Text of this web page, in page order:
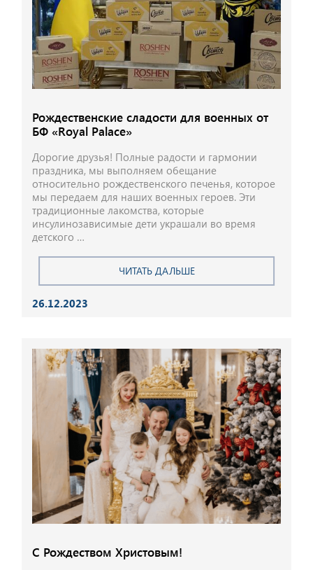
Рождественские сладости для военных от
БФ «Royal Palace»
Дорогие друзья! Полные радости и гармонии
праздника, мы выполняем обещание
относительно рождественского печенья, которое
мы передаем для наших военных героев. Эти
традиционные лакомства, которые
инсулинозависимые дети украшали во время
детского …
26.12.2023
ЧИТАТЬ ДАЛЬШЕ
С Рождеством Христовым!